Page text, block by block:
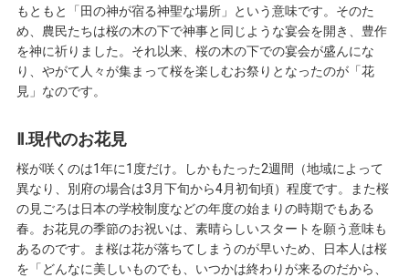
もともと「田の神が宿る神聖な場所」という意味です。そのた
め、農民たちは桜の木の下で神事と同じような宴会を開き、豊作
を神に祈りました。それ以来、桜の木の下での宴会が盛んにな
り、やがて人々が集まって桜を楽しむお祭りとなったのが「花
見」なのです。
Ⅱ.現代のお花見
桜が咲くのは1年に1度だけ。しかもたった2週間（地域によって
異なり、別府の場合は3月下旬から4月初旬頃）程度です。また桜
の見ごろは日本の学校制度などの年度の始まりの時期でもある
春。お花見の季節のお祝いは、素晴らしいスタートを願う意味も
あるのです。ま桜は花が落ちてしまうのが早いため、日本人は桜
を「どんなに美しいものでも、いつかは終わりが来るのだから、